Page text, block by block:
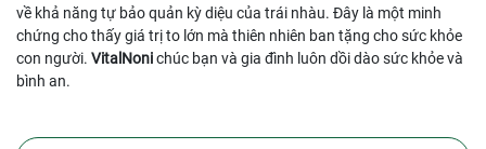
về khả năng tự bảo quản kỳ diệu của trái nhàu. Đây là một minh
chứng cho thấy giá trị to lớn mà thiên nhiên ban tặng cho sức khỏe
con người. VitalNonichúc bạn và gia đình luôn dồi dào sức khỏe và
bình an.